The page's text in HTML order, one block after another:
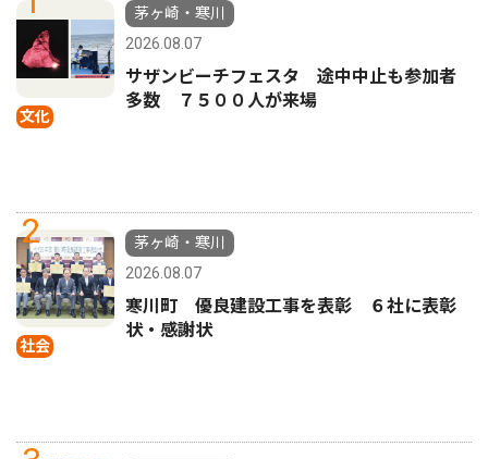
文化
茅ヶ崎・寒川
2026.08.07
サザンビーチフェスタ 途中中止も参加者
多数 ７５００人が来場
2
社会
茅ヶ崎・寒川
2026.08.07
寒川町 優良建設工事を表彰 ６社に表彰
状・感謝状